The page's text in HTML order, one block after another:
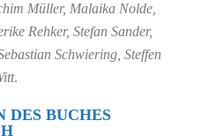
Müller, Malaika Nolde,
Rehker, Stefan Sander,
Schwiering, Steffen
.
BUCHES